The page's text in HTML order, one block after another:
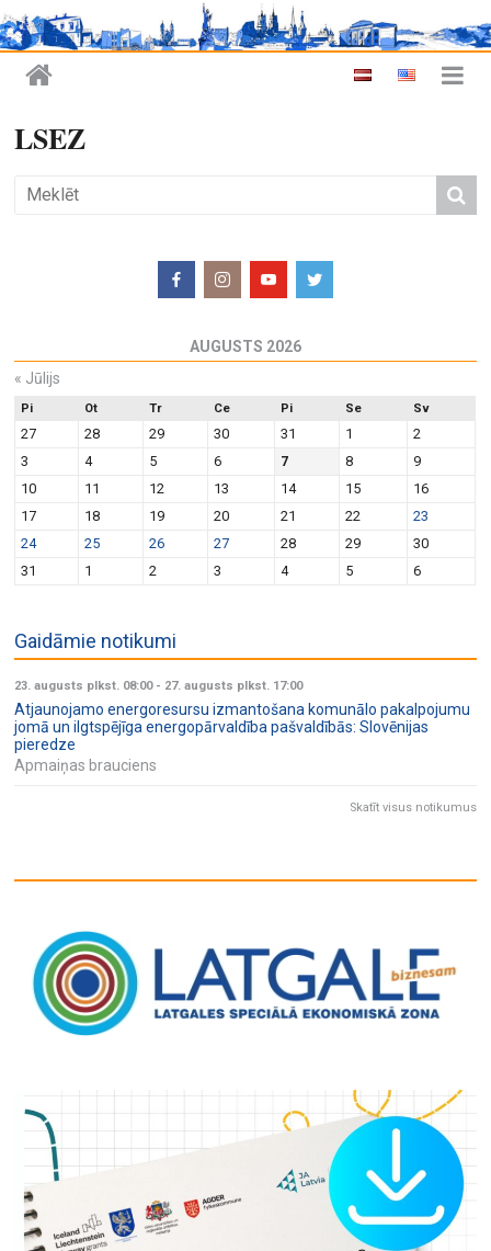
LSEZ
AUGUSTS 2026
« Jūlijs
Pi Ot Tr Ce Pi Se Sv
27 28 29 30 31 1
2
3
4 5 6 7 8
9
10
11 12 13 14 15
16
17
18 19 20 21 22
23
24
25 26 27 28 29
30
31
1 2 3 4 5 6
Gaidāmie notikumi
23. augusts plkst. 08:00- 27. augusts plkst. 17:00
Atjaunojamo energoresursu izmantošana komunālo pakalpojumu
jomā un ilgtspējīga energopārvaldība pašvaldībās: Slovēnijas
pieredze
Apmaiņas brauciens
Skatīt visus notikumus